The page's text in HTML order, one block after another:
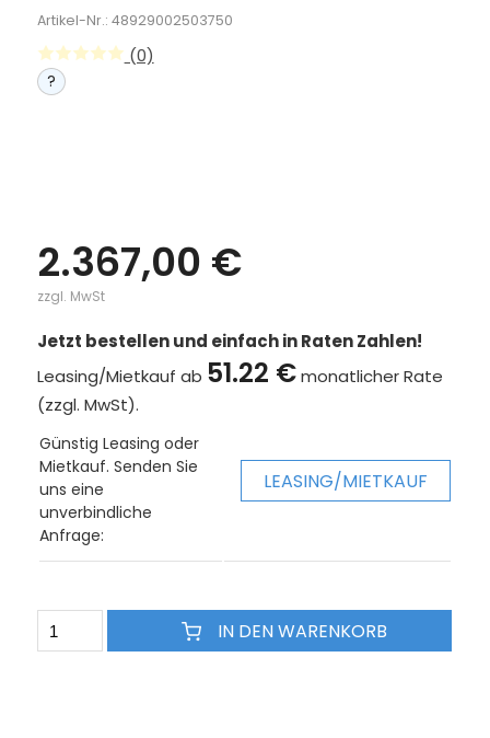
Artikel-Nr.: 48929002503750
(0)
?
2.367,00 €
zzgl. MwSt
Jetzt bestellen und einfach in Raten Zahlen!
Leasing/Mietkauf ab 51.22 €monatlicher Rate
(zzgl. MwSt).
Günstig Leasing oder
Mietkauf. Senden Sie
uns eine
unverbindliche
Anfrage:
LEASING/MIETKAUF
IN DEN WARENKORB